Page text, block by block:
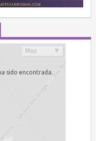
sido encontrada.